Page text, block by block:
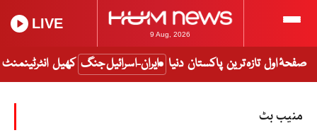
9 Aug, 2026
LIVE
صفحۂ اول تازہ ترین پاکستان دنیا ایران-اسرائیل جنگ کھیل انٹرٹینمنٹ
منیب بٹ